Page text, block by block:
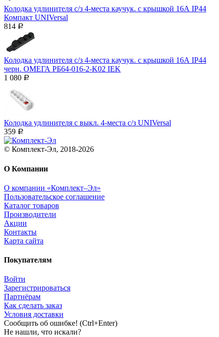
Колодка удлинителя с/з 4-места каучук. с крышкой 16А IP44
Компакт UNIVersal
814 Р
Колодка удлинителя с/з 4-места каучук. с крышкой 16А IP44
черн. ОМЕГА РБ64-016-2-K02 IEK
1 080 Р
Колодка удлинителя c выкл. 4-места с/з UNIVersal
359 Р
© Комплект-Эл, 2018-2026
О Компании
О компании «Комплект–Эл»
Пользовательское соглашение
Каталог товаров
Производители
Акции
Контакты
Карта сайта
Покупателям
Войти
Зарегистрироваться
Партнёрам
Как сделать заказ
Условия доставки
Сообщить об ошибке! (Ctrl+Enter)
Не нашли, что искали?